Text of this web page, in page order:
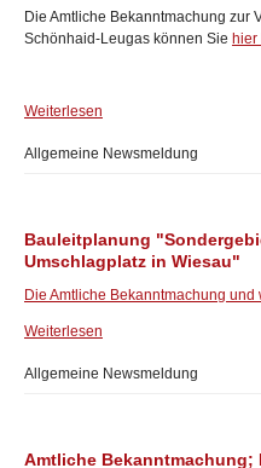
Die Amtliche Bekanntmachung zur
Schönhaid-Leugas können Sie
Weiterlesen
Allgemeine Newsmeldung
Bauleitplanung
Umschlagplatz in Wiesau"
Die Amtliche Bekanntmachung
Weiterlesen
Allgemeine Newsmeldung
Amtliche